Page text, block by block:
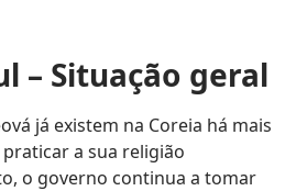
– Situação geral
já existem na Coreia há mais
a sua religião
o governo continua a tomar